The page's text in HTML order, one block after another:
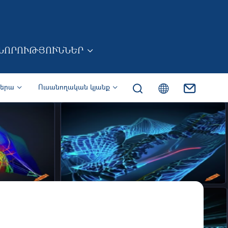
Ուսանողական կյանք